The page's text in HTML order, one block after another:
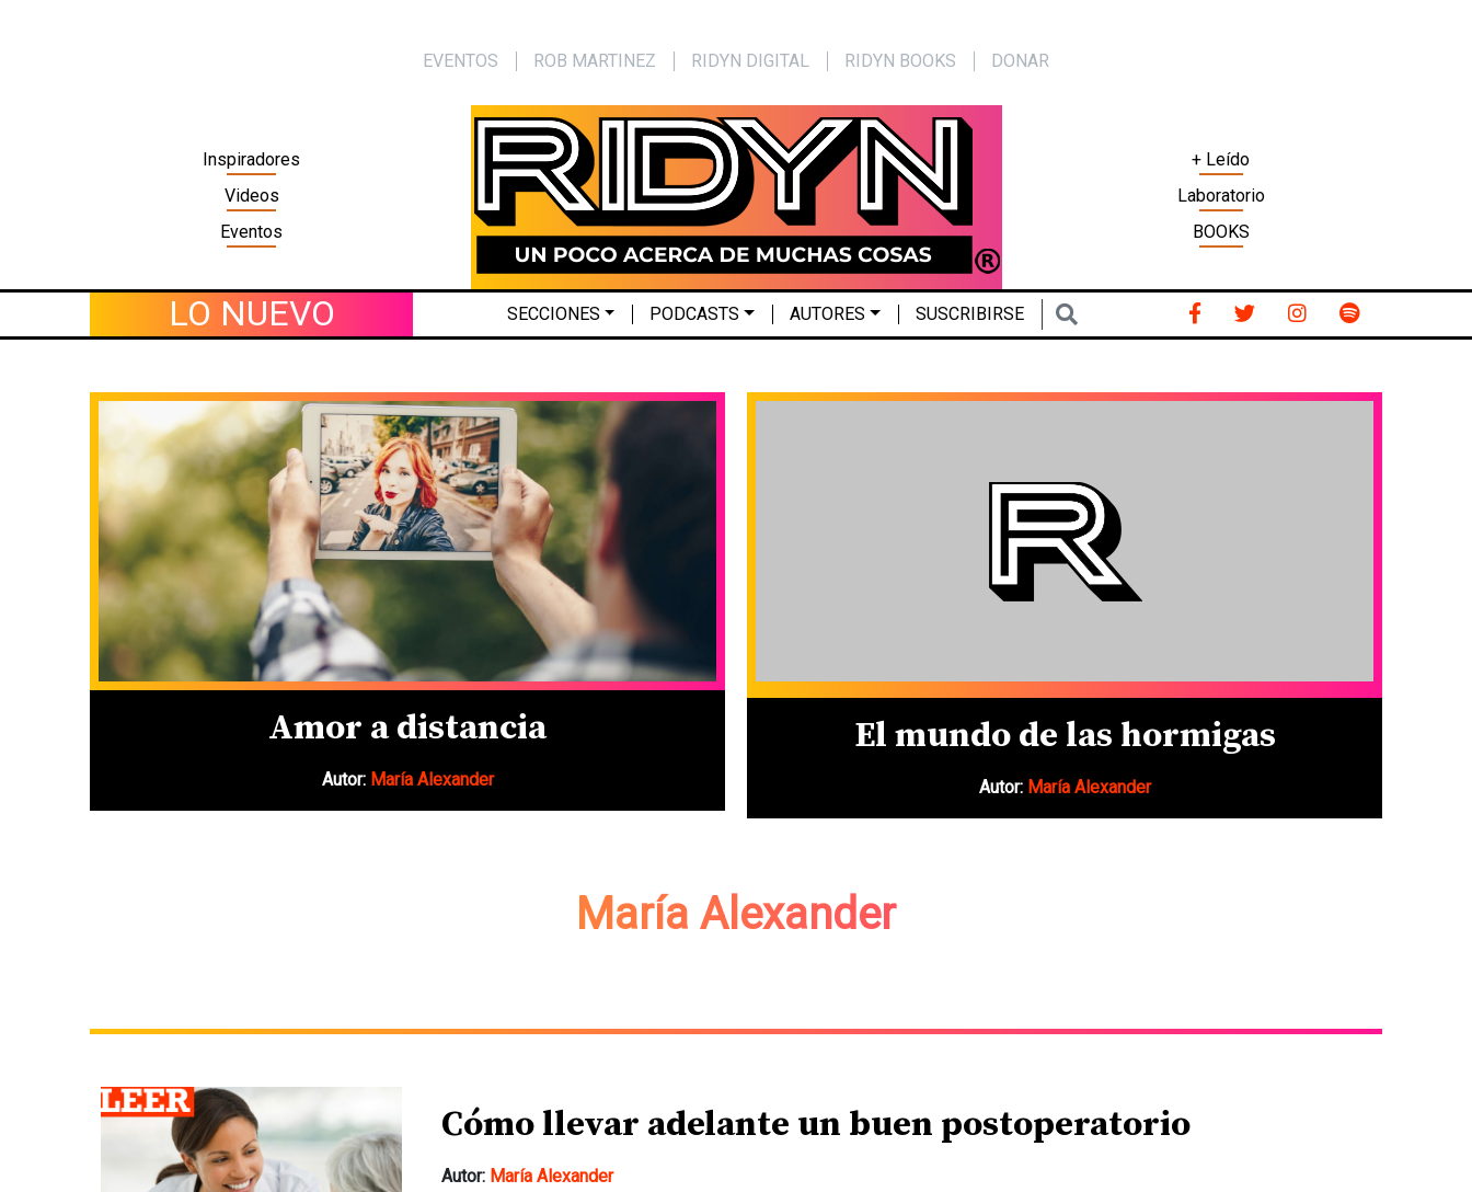
EVENTOS ROB MARTINEZ RIDYN DIGITAL RIDYN BOOKS DONAR
Inspiradores
Videos
Eventos
+ Leído
Laboratorio
BOOKS
LO NUEVO SECCIONES PODCASTS AUTORES SUSCRIBIRSE
Amor a distancia
Autor: María Alexander
El mundo de las hormigas
Autor: María Alexander
María Alexander
Cómo llevar adelante un buen postoperatorio
Autor: María Alexander